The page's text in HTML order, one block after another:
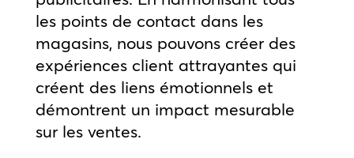
les points de contact dans les
magasins, nous pouvons créer des
expériences client attrayantes qui
créent des liens émotionnels et
démontrent un impact mesurable
sur les ventes.